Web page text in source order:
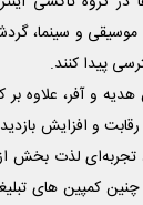
موسیقی و سینما،
پیدا کنند.
هدیه و آفر، علاوه
و افزایش
تجربه‌ای لذت بخش
کمپین های